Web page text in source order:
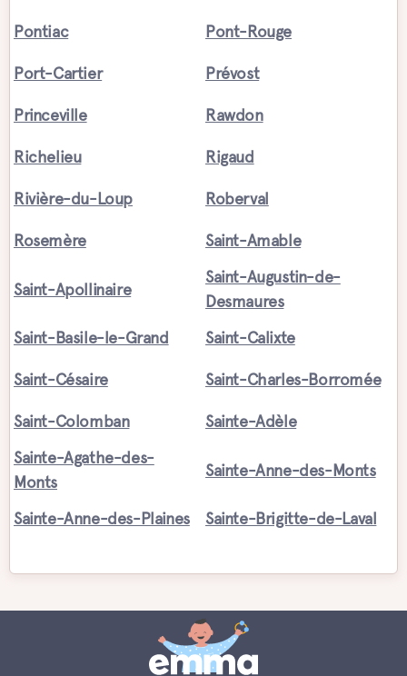
Pontiac Pont-Rouge
Port-Cartier Prévost
Princeville Rawdon
Richelieu Rigaud
Rivière-du-Loup Roberval
Rosemère Saint-Amable
Saint-Apollinaire
Saint-Augustin-de-
Desmaures
Saint-Basile-le-Grand
Saint-Calixte
Saint-Césaire Saint-Charles-Borromée
Saint-Colomban
Sainte-Adèle
Sainte-Agathe-des-
Monts
Sainte-Anne-des-Monts
Sainte-Anne-des-Plaines Sainte-Brigitte-de-Laval